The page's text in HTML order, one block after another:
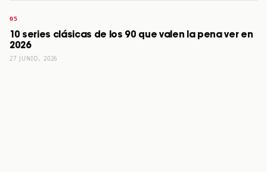
10 series clásicas de los 90 que valen la pena ver en
2026
27 JUNIO, 2026